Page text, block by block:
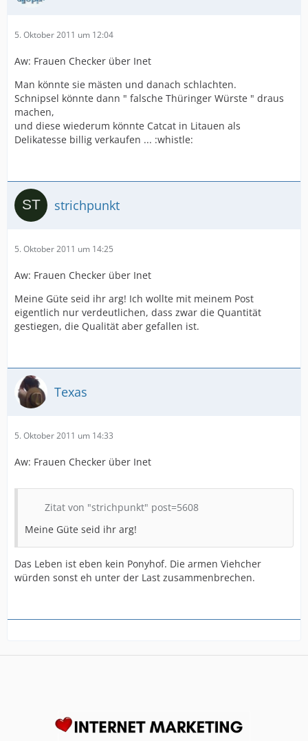
5. Oktober 2011 um 12:04
Aw: Frauen Checker über Inet
Man könnte sie mästen und danach schlachten.
Schnipsel könnte dann " falsche Thüringer Würste " draus
machen,
und diese wiederum könnte Catcat in Litauen als
Delikatesse billig verkaufen ... :whistle:
strichpunkt
5. Oktober 2011 um 14:25
Aw: Frauen Checker über Inet
Meine Güte seid ihr arg! Ich wollte mit meinem Post
eigentlich nur verdeutlichen, dass zwar die Quantität
gestiegen, die Qualität aber gefallen ist.
Texas
5. Oktober 2011 um 14:33
Aw: Frauen Checker über Inet
Zitat von "strichpunkt" post=5608
Meine Güte seid ihr arg!
Das Leben ist eben kein Ponyhof. Die armen Viehcher
würden sonst eh unter der Last zusammenbrechen.